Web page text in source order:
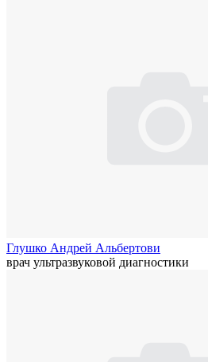
Глушко Андрей Альбертови
врач ультразвуковой диагностики